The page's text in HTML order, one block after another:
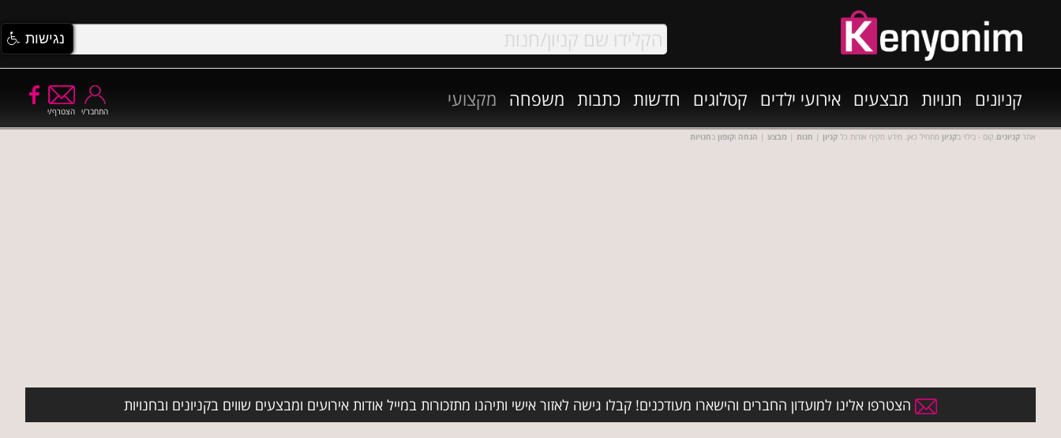
קניונים חנויות מבצעים אירועי ילדים קטלוגים חדשות כתבות משפחה מקצועי
הצטרף/י התחבר/י
אתר קניונים.קום - בילוי בקניון מתחיל כאן. מידע מקיף אודות כל קניון | חנות | מבצע | הנחה וקופון בחנויות
הצטרפו אלינו למועדון החברים והישארו מעודכנים! קבלו גישה לאזור אישי ותיהנו מתזכורות במייל אודות אירועים ומבצעים שווים בקניונים ובחנויות
נגישות